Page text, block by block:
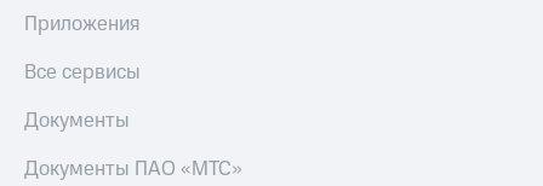
Приложения
Все сервисы
Документы
Документы ПАО «МТС»